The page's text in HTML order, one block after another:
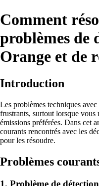
Comment
problèmes de
Orange et de
Introduction
Les problèmes techniques
frustrants, surtout lorsque vous
émissions préférées. Dans cet
courants rencontrés avec les
pour les résoudre.
Problèmes
1. Problème de